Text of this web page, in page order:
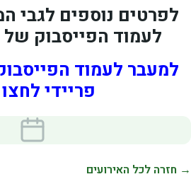
לפרטים נוספים לגבי
לעמוד הפייסבוק של
למעבר לעמוד
פריידי
→ חזרה לכל האירועים